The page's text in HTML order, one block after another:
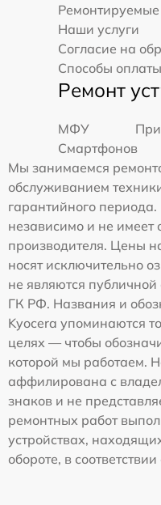
Наши услуги
Согласие на
Способы оплаты
Ремонт
МФУ
Смартфонов
Мы занимаемся
обслуживанием
гарантийного
независимо и не
производителя. Цены
носят исключительно
не являются публичной
ГК РФ. Названия и
Kyocera упоминаются
целях — чтобы
которой мы работаем.
аффилирована с
знаков и не
ремонтных работ
устройствах,
обороте, в